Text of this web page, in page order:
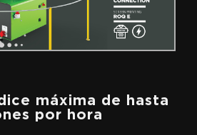
máxima de hasta
por hora